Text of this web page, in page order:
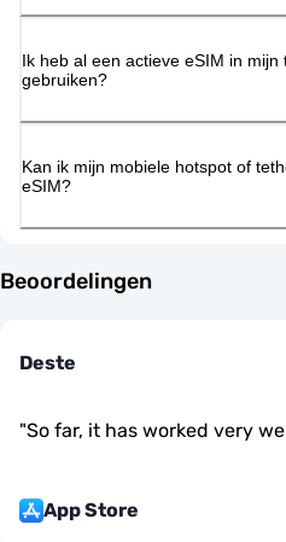
Ik heb al een actieve eSIM in
gebruiken?
Kan ik mijn mobiele hotspot of
eSIM?
Beoordelingen
Deste
"So far, it has worked very
App Store